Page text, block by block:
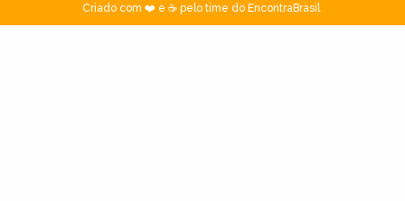
Criado com ❤️ e ☕ pelo time do EncontraBrasil